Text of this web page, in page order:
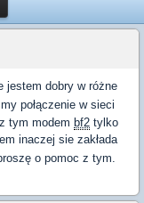
jestem dobry w różne
połączenie w sieci
tym modem bf2 tylko
inaczej sie zakłada
o pomoc z tym.